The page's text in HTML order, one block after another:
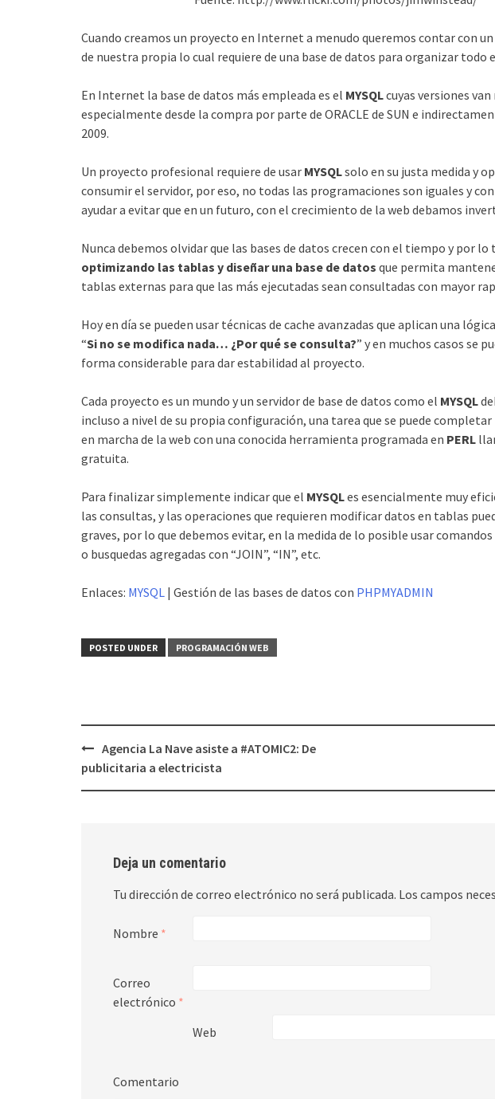
Cuando creamos un proyecto en Internet a menudo queremos contar con
de nuestra propia lo cual requiere de una base de datos para organizar todo
En Internet la base de datos más empleada es el MYSQLcuyas versiones
especialmente desde la compra por parte de ORACLE de SUN e
2009.
Un proyecto profesional requiere de usar MYSQLsolo en su justa medida y
consumir el servidor, por eso, no todas las programaciones son iguales y
ayudar a evitar que en un futuro, con el crecimiento de la web debamos
Nunca debemos olvidar que las bases de datos crecen con el tiempo y por
optimizando las tablas y diseñar una base de datos que permita
tablas externas para que las más ejecutadas sean consultadas con mayor
Hoy en día se pueden usar técnicas de cache avanzadas que aplican una
“Si no se modifica nada… ¿Por qué se consulta?” y en muchos casos se
forma considerable para dar estabilidad al proyecto.
Cada proyecto es un mundo y un servidor de base de datos como el MYSQL
incluso a nivel de su propia configuración, una tarea que se puede
en marcha de la web con una conocida herramienta programada en PERL
gratuita.
Para finalizar simplemente indicar que el MYSQLes esencialmente muy
las consultas, y las operaciones que requieren modificar datos en tablas
graves, por lo que debemos evitar, en la medida de lo posible usar comandos
o busquedas agregadas con “JOIN”, “IN”, etc.
Enlaces: MYSQL | Gestión de las bases de datos con PHPMYADMIN
POSTED UNDER PROGRAMACIÓN WEB
Post
navigation
Agencia La Nave asiste a #ATOMIC2: De
publicitaria a electricista
Deja un comentario
Tu dirección de correo electrónico no será publicada. Los campos
Nombre *
Correo
electrónico *
Web
Comentario